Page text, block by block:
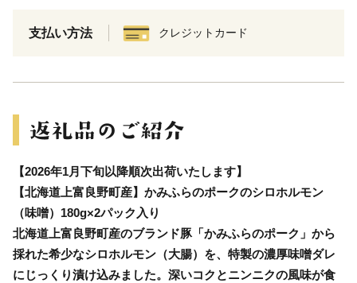
支払い方法 クレジットカード
【2026年1月下旬以降順次出荷いたします】
【北海道上富良野町産】かみふらのポークのシロホルモン
（味噌）180g×2パック入り
北海道上富良野町産のブランド豚「かみふらのポーク」から
採れた希少なシロホルモン（大腸）を、特製の濃厚味噌ダレ
にじっくり漬け込みました。深いコクとニンニクの風味が食